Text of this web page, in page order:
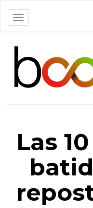
Alternar navegación
Las